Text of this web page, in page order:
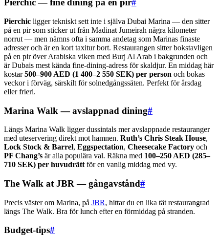
Pierchic — fine dining på en pir#
Pierchic ligger tekniskt sett inte i själva Dubai Marina — den sitter
på en pir som sticker ut från Madinat Jumeirah några kilometer
norrut — men nämns ofta i samma andetag som Marinas finaste
adresser och är en kort taxitur bort. Restaurangen sitter bokstavligen
på en pir över Arabiska viken med Burj Al Arab i bakgrunden och
är Dubais mest kända fine-dining-adress för skaldjur. En middag här
kostar500–900 AED (1 400–2 550 SEK) per person och bokas
veckor i förväg, särskilt för solnedgångssäten. Perfekt för årsdag
eller frieri.
Marina Walk — avslappnad dining#
Längs Marina Walk ligger dussintals mer avslappnade restauranger
med uteservering direkt mot hamnen. Ruth’s Chris Steak House,
Lock Stock & Barrel, Eggspectation, Cheesecake Factory och
PF Chang’s är alla populära val. Räkna med 100–250 AED (285–
710 SEK) per huvudrätt för en vanlig middag med vy.
The Walk at JBR — gångavstånd#
Precis väster om Marina, på JBR, hittar du en lika tät restaurangrad
längs The Walk. Bra för lunch efter en förmiddag på stranden.
Budget-tips#